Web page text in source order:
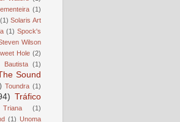
(1)
(1) Solaris Art
(1) Spock's
Wilson
Hole (2)
Bautista (1)
Sound
Toundra (1)
Tráfico
Triana
(1)
(1) Unoma